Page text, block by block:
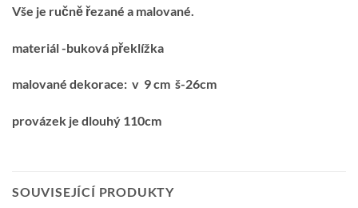
Vše je ručně řezané a malované.
materiál -buková překlížka
malované dekorace: v 9 cm š-26cm
provázek je dlouhý 110cm
SOUVISEJÍCÍ PRODUKTY